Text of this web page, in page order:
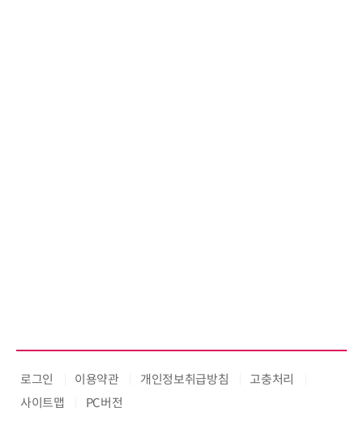
로그인 이용약관 개인정보취급방침
고충처리
사이트맵
PC버전